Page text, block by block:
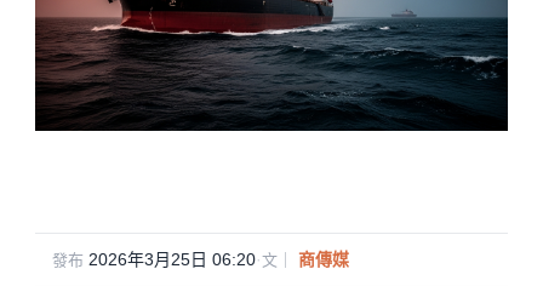
發布 2026年3月25日 06:20·文｜ 商傳媒